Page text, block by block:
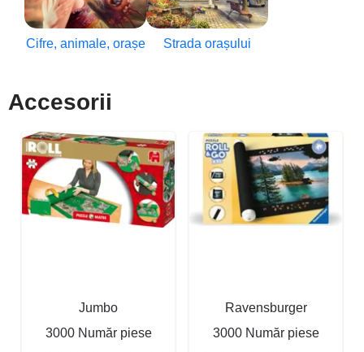
Cifre, animale, orașe Strada orașului
Accesorii
Jumbo
3000 Număr piese
Ravensburger
3000 Număr piese